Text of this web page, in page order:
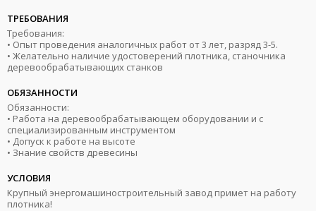
ТРЕБОВАНИЯ
Требования:
• Опыт проведения аналогичных работ от 3 лет, разряд 3-5.
• Желательно наличие удостоверений плотника, станочника
деревообрабатывающих станков
ОБЯЗАННОСТИ
Обязанности:
• Работа на деревообрабатывающем оборудовании и с
специализированным инструментом
• Допуск к работе на высоте
• Знание свойств древесины
УСЛОВИЯ
Крупный энергомашиностроительный завод примет на работу
плотника!